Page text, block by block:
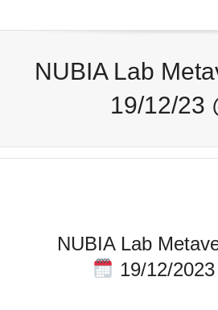
NUBIA Lab
19/12/23
NUBIA Lab
19/12/